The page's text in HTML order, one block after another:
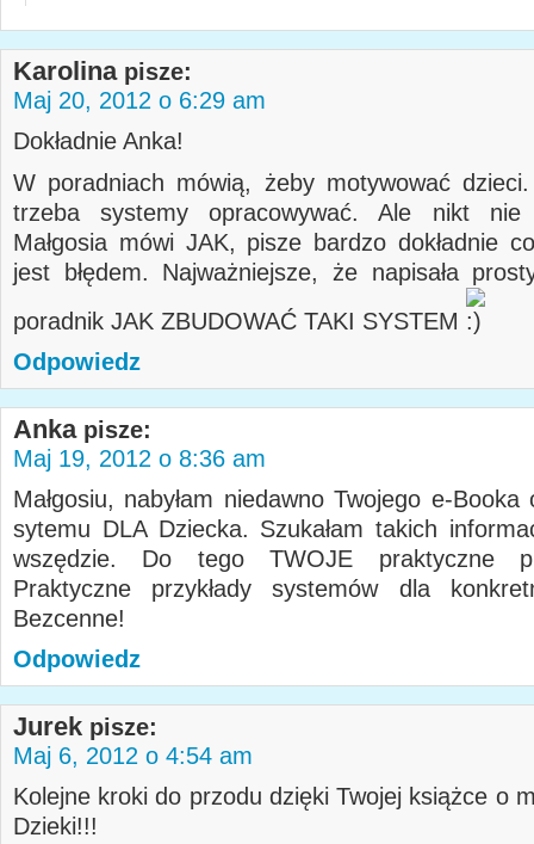
Karolina pisze:
Maj 20, 2012 o 6:29 am
Dokładnie Anka!
W poradniach mówią, żeby motywować
trzeba systemy opracowywać. Ale nikt
Małgosia mówi JAK, pisze bardzo dokładnie
jest błędem. Najważniejsze, że napisała
poradnik JAK ZBUDOWAĆ TAKI SYSTEM
Odpowiedz
Anka pisze:
Maj 19, 2012 o 8:36 am
Małgosiu, nabyłam niedawno Twojego e-Booka
sytemu DLA Dziecka. Szukałam takich
wszędzie. Do tego TWOJE praktyczne
Praktyczne przykłady systemów dla
Bezcenne!
Odpowiedz
Jurek pisze:
Maj 6, 2012 o 4:54 am
Kolejne kroki do przodu dzięki Twojej książce o
Dzieki!!!